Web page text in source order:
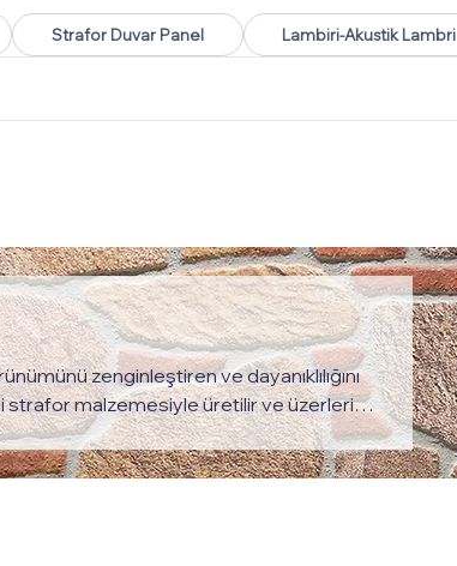
Strafor Duvar Panel Lambiri-Akustik Lambri
zenginleştiren ve dayanıklılığını
strafor malzemesiyle üretilir ve üzerlerine
Ancak sadece görünümüyle değil, aynı
dış cephelerine uygulandığında,